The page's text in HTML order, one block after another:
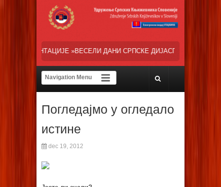
ДИЈАСПОРЕ« НАША ТРЕНУТНА ОСНОВНА ЗАЛАГАЊА СУ
Погледајмо у огледало
истине
dec 19, 2012